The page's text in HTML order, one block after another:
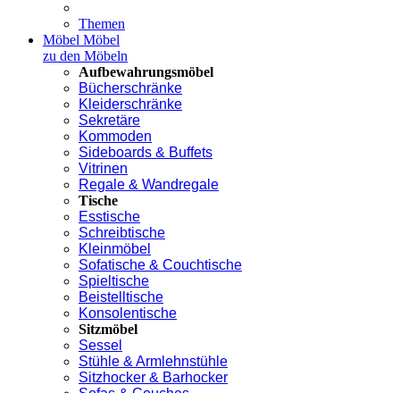
Themen
Möbel Möbel
zu den Möbeln
Aufbewahrungsmöbel
Bücherschränke
Kleiderschränke
Sekretäre
Kommoden
Sideboards & Buffets
Vitrinen
Regale & Wandregale
Tische
Esstische
Schreibtische
Kleinmöbel
Sofatische & Couchtische
Spieltische
Beistelltische
Konsolentische
Sitzmöbel
Sessel
Stühle & Armlehnstühle
Sitzhocker & Barhocker